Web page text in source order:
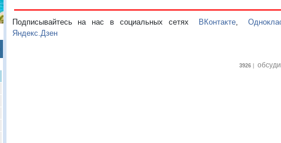
Подписывайтесь на нас в социальных сетях ВКонтакте
Яндекс.Дзен
3926|